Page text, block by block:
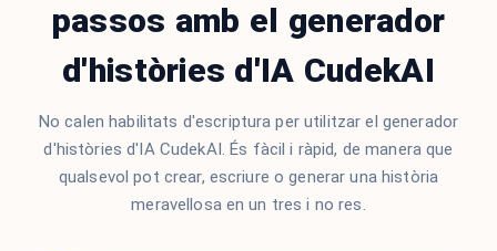
passos amb el generador
d'històries d'IA CudekAI
No calen habilitats d'escriptura per utilitzar el generador
d'històries d'IA CudekAI. És fàcil i ràpid, de manera que
qualsevol pot crear, escriure o generar una història
meravellosa en un tres i no res.